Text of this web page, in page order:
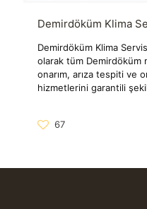
Demirdöküm Klima
Demirdöküm Klima
olarak tüm Demirdöküm
onarım, arıza tespiti ve
hizmetlerini garantili
67